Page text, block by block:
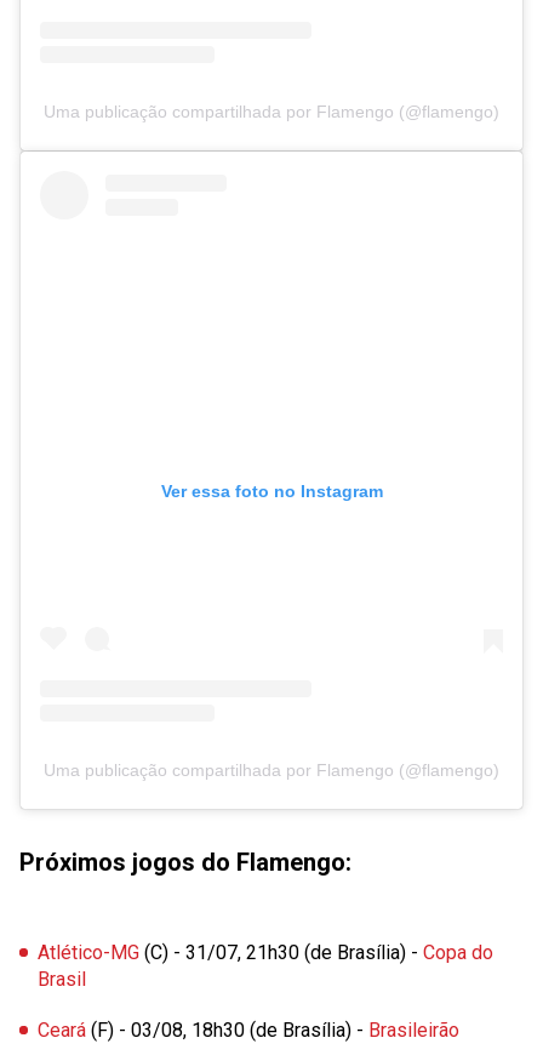
Uma publicação compartilhada por Flamengo (@flamengo)
Ver essa foto no Instagram
Uma publicação compartilhada por Flamengo (@flamengo)
Próximos jogos do Flamengo:
Atlético-MG (C) - 31/07, 21h30 (de Brasília) - Copa do
Brasil
Ceará (F) - 03/08, 18h30 (de Brasília) - Brasileirão